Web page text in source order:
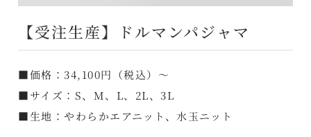
【受注生産】ドルマンパジャマ
■価格：34,100円（税込）～
■サイズ：S、M、L、2L、3L
■生地：やわらかエアニット、水玉ニット